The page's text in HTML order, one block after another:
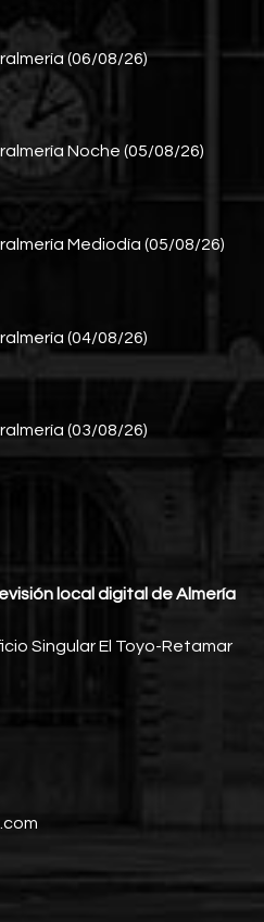
(06/08/26)
Noche (05/08/26)
Mediodía (05/08/26)
(04/08/26)
(03/08/26)
local digital de Almería
Singular El Toyo-Retamar